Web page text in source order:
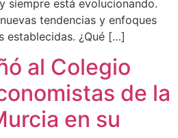
siempre está evolucionando.
tendencias y enfoques
establecidas. ¿Qué […]
al Colegio
de la
en su